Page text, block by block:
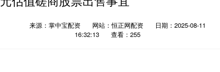
来源：掌中宝配资 网站：恒正网配资
日期：2025-08-11
16:32:13
查看：255